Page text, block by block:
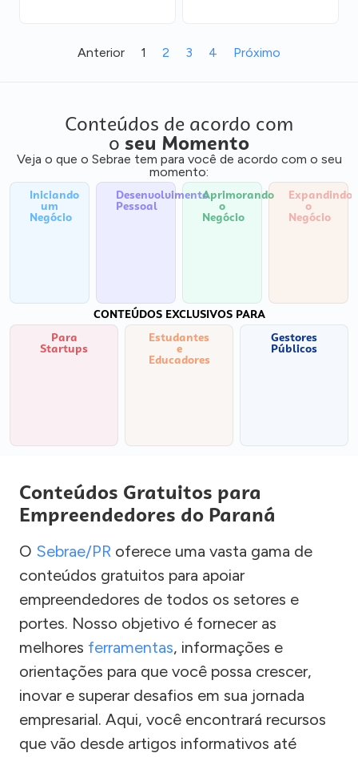
Anterior 1 2 3 4 Próximo
Conteúdos de acordo com
o seu Momento
Veja o que o Sebrae tem para você de acordo com o seu
momento:
Iniciando
um
Negócio
Desenvolvimento
Pessoal
Aprimorando
o
Negócio
Expandindo
o
Negócio
CONTEÚDOS EXCLUSIVOS PARA
Para
Startups
Estudantes
e
Educadores
Gestores
Públicos
Conteúdos Gratuitos para
Empreendedores do Paraná
O Sebrae/PR oferece uma vasta gama de
conteúdos gratuitos para apoiar
empreendedores de todos os setores e
portes. Nosso objetivo é fornecer as
melhores ferramentas, informações e
orientações para que você possa crescer,
inovar e superar desafios em sua jornada
empresarial. Aqui, você encontrará recursos
que vão desde artigos informativos até